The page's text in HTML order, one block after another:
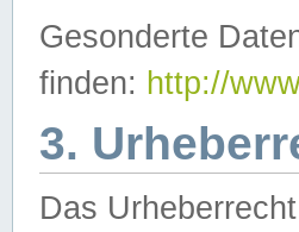
Gesonderte
finden: http://
3.
Das